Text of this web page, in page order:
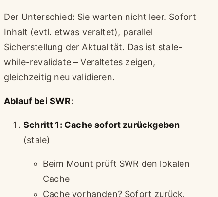
Der Unterschied: Sie warten nicht leer. Sofort
Inhalt (evtl. etwas veraltet), parallel
Sicherstellung der Aktualität. Das ist stale-
while-revalidate – Veraltetes zeigen,
gleichzeitig neu validieren.
Ablauf bei SWR:
Schritt 1: Cache sofort zurückgeben
(stale)
Beim Mount prüft SWR den lokalen
Cache
Cache vorhanden? Sofort zurück,